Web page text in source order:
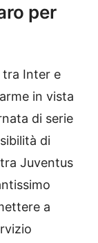
per
tra Inter e
in vista
di serie
di
Juventus
a